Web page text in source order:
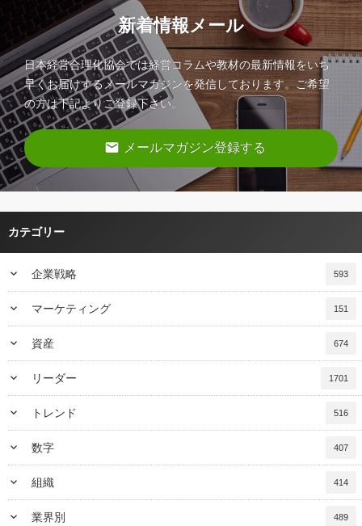
新着情報メール
日本経営合理化協会では経営コラムや教材の最新情報をいち
早くお届けするメールマガジンを発信しております。ご希望
の方は下記よりご登録下さい。
email メールマガジン登録する
カテゴリー
keyboard_arrow_down 企業戦略 593
keyboard_arrow_down マーケティング 151
keyboard_arrow_down 資産 674
keyboard_arrow_down リーダー 1701
keyboard_arrow_down トレンド 516
keyboard_arrow_down 数字 407
keyboard_arrow_down 組織 414
keyboard_arrow_down 業界別 489